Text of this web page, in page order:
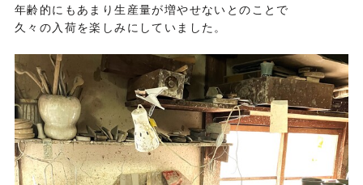
年齢的にもあまり生産量が増やせないとのことで
久々の入荷を楽しみにしていました。